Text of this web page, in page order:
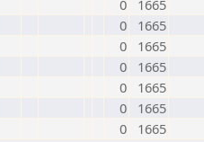
0
1665
0
1665
0
1665
0
1665
0
1665
0
1665
0 1665